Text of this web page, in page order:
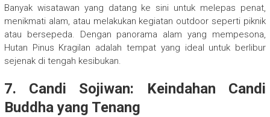
Banyak wisatawan yang datang ke sini untuk melepas penat,
menikmati alam, atau melakukan kegiatan outdoor seperti piknik
atau bersepeda. Dengan panorama alam yang mempesona,
Hutan Pinus Kragilan adalah tempat yang ideal untuk berlibur
sejenak di tengah kesibukan.
7. Candi Sojiwan: Keindahan Candi
Buddha yang Tenang